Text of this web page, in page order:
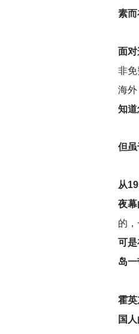
素而
面对
非免
海外
知道
但虽
从
夜幕
的
可
岛
霍
国